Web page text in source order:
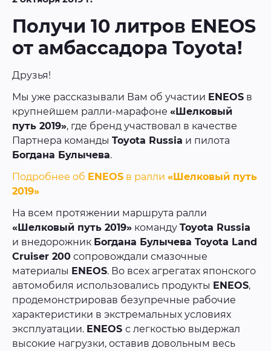
Получи 10 литров ENEOS
от амбассадора Toyota!
Друзья!
Мы уже рассказывали Вам об участии ENEOS в
крупнейшем ралли-марафоне «Шелковый
путь 2019», где бренд участвовал в качестве
Партнера команды Toyota Russia и пилота
Богдана Булычева.
Подробнее об ENEOS в ралли «Шелковый путь
2019»
На всем протяжении маршрута ралли
«Шелковый путь 2019» команду Toyota Russia
и внедорожник Богдана Булычева Toyota Land
Cruiser 200 сопровождали смазочные
материалы ENEOS. Во всех агрегатах японского
автомобиля использовались продукты ENEOS,
продемонстрировав безупречные рабочие
характеристики в экстремальных условиях
эксплуатации. ENEOS с легкостью выдержал
высокие нагрузки, оставив довольным весь